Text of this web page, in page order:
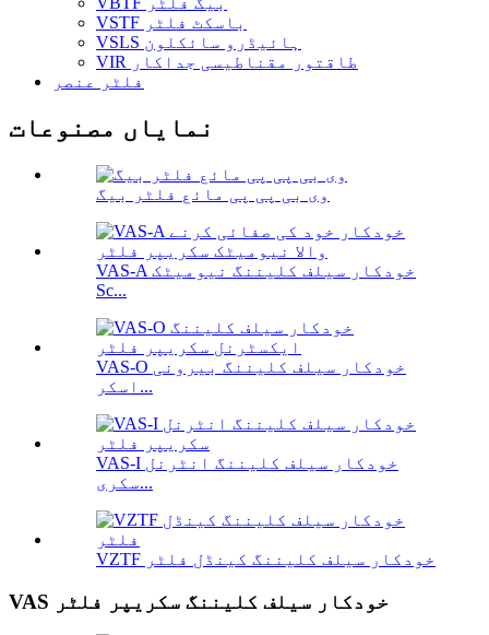
VSTF باسکٹ فلٹر
VSLS ہائیڈرو سائکلون
VIR طاقتور مقناطیسی جداکار
فلٹر عنصر
نمایاں مصنوعات
وی بی پی پی مائع فلٹر بیگ
VAS-A خودکار سیلف کلیننگ نیومیٹک
Sc...
VAS-O خودکار سیلف کلیننگ بیرونی
اسکر...
VAS-I خودکار سیلف کلیننگ انٹرنل
سکری...
VZTF خودکار سیلف کلیننگ کینڈل فلٹر
VAS خودکار سیلف کلیننگ سکریپر فلٹر